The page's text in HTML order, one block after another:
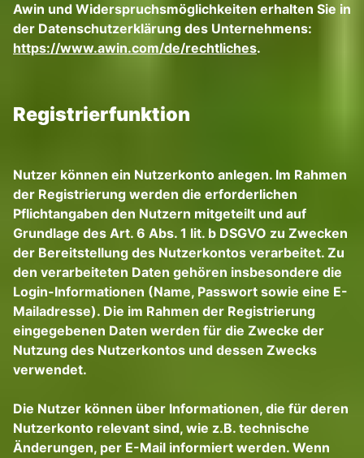
Awin und Widerspruchsmöglichkeiten erhalten Sie in
der Datenschutzerklärung des Unternehmens:
https://www.awin.com/de/rechtliches.
Registrierfunktion
Nutzer können ein Nutzerkonto anlegen. Im Rahmen
der Registrierung werden die erforderlichen
Pflichtangaben den Nutzern mitgeteilt und auf
Grundlage des Art. 6 Abs. 1 lit. b DSGVO zu Zwecken
der Bereitstellung des Nutzerkontos verarbeitet. Zu
den verarbeiteten Daten gehören insbesondere die
Login-Informationen (Name, Passwort sowie eine E-
Mailadresse). Die im Rahmen der Registrierung
eingegebenen Daten werden für die Zwecke der
Nutzung des Nutzerkontos und dessen Zwecks
verwendet.
Die Nutzer können über Informationen, die für deren
Nutzerkonto relevant sind, wie z.B. technische
Änderungen, per E-Mail informiert werden. Wenn